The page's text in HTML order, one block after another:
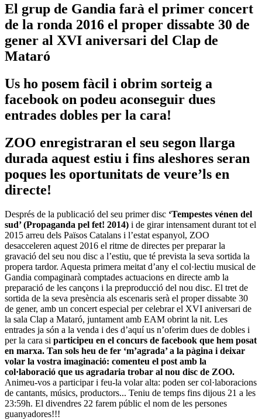
El grup de Gandia farà el primer concert
de la ronda 2016 el proper dissabte 30 de
gener al XVI aniversari del Clap de
Mataró
Us ho posem fàcil i obrim sorteig a
facebook on podeu aconseguir dues
entrades dobles per la cara!
ZOO enregistraran el seu segon llarga
durada aquest estiu i fins aleshores seran
poques les oportunitats de veure’ls en
directe!
Després de la publicació del seu primer disc ‘Tempestes vénen del
sud’ (Propaganda pel fet! 2014) i de girar intensament durant tot el
2015 arreu dels Països Catalans i l’estat espanyol, ZOO
desacceleren aquest 2016 el ritme de directes per preparar la
gravació del seu nou disc a l’estiu, que té prevista la seva sortida la
propera tardor. Aquesta primera meitat d’any el col·lectiu musical de
Gandia compaginarà comptades actuacions en directe amb la
preparació de les cançons i la preproducció del nou disc. El tret de
sortida de la seva presència als escenaris serà el proper dissabte 30
de gener, amb un concert especial per celebrar el XVI aniversari de
la sala Clap a Mataró, juntament amb EAM obrint la nit. Les
entrades ja són a la venda i des d’aquí us n’oferim dues de dobles i
per la cara si participeu en el concurs de facebook que hem posat
en marxa. Tan sols heu de fer ‘m’agrada’ a la pàgina i deixar
volar la vostra imaginació: comenteu el post amb la
col·laboració que us agradaria trobar al nou disc de ZOO.
Animeu-vos a participar i feu-la volar alta: poden ser col·laboracions
de cantants, músics, productors... Teniu de temps fins dijous 21 a les
23:59h. El divendres 22 farem públic el nom de les persones
guanyadores!!!